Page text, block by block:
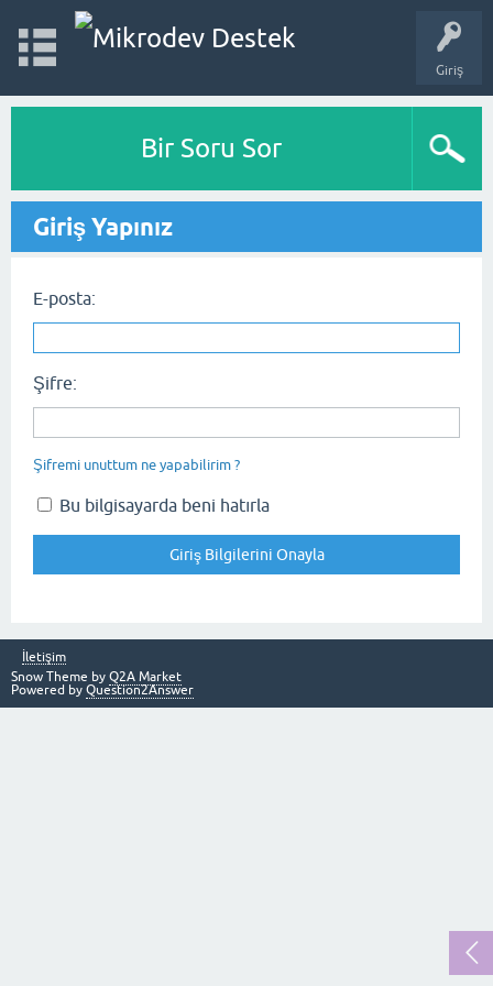
Giriş
Bir Soru Sor
Giriş Yapınız
E-posta:
Şifre:
Şifremi unuttum ne yapabilirim ?
Bu bilgisayarda beni hatırla
İletişim
Snow Theme by Q2A Market
Powered by Question2Answer